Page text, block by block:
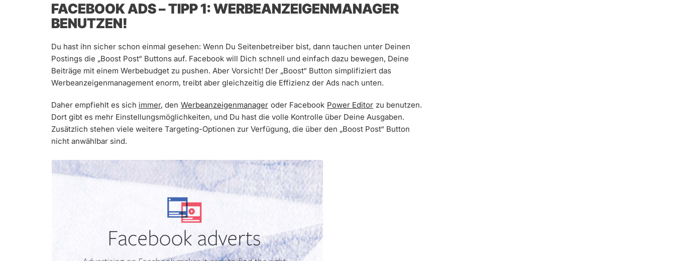
FACEBOOK ADS – TIPP 1: WERBEANZEIGENMANAGER
BENUTZEN!
Du hast ihn sicher schon einmal gesehen: Wenn Du Seitenbetreiber bist, dann tauchen unter Deinen
Postings die „Boost Post“ Buttons auf. Facebook will Dich schnell und einfach dazu bewegen, Deine
Beiträge mit einem Werbebudget zu pushen. Aber Vorsicht! Der „Boost“ Button simplifiziert das
Werbeanzeigenmanagement enorm, treibt aber gleichzeitig die Effizienz der Ads nach unten.
Daher empfiehlt es sich immer, den Werbeanzeigenmanager oder Facebook Power Editor zu benutzen.
Dort gibt es mehr Einstellungsmöglichkeiten, und Du hast die volle Kontrolle über Deine Ausgaben.
Zusätzlich stehen viele weitere Targeting-Optionen zur Verfügung, die über den „Boost Post“ Button
nicht anwählbar sind.